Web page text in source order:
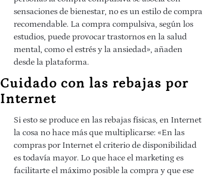
sensaciones de bienestar, no es un estilo de compra
recomendable. La compra compulsiva, según los
estudios, puede provocar trastornos en la salud
mental, como el estrés y la ansiedad», añaden
desde la plataforma.
Cuidado con las rebajas por
Internet
Si esto se produce en las rebajas físicas, en Internet
la cosa no hace más que multiplicarse: «En las
compras por Internet el criterio de disponibilidad
es todavía mayor. Lo que hace el marketing es
facilitarte el máximo posible la compra y que ese